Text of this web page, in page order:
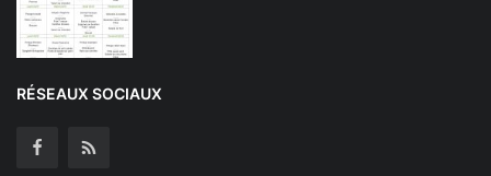
RÉSEAUX SOCIAUX